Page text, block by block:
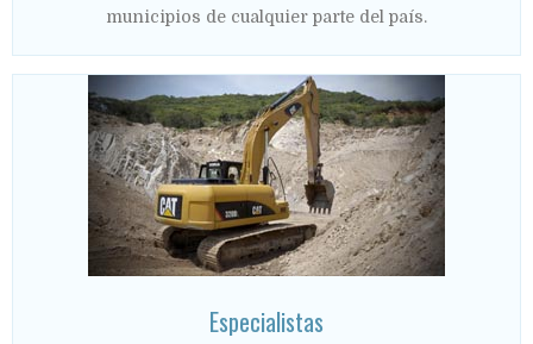
municipios de cualquier parte del país.
Especialistas